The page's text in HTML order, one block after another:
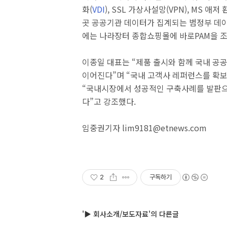
화(VDI), SSL 가상사설망(VPN), MS 애저
곳 공공기관 데이터가 집계되는 범정부 데
에는 나라장터 종합쇼핑몰에 바로PAM을
이종일 대표는 “제품 출시와 함께 국내 공
이어진다”며 “국내 고객사 레퍼런스를 확
“국내시장에서 성공적인 구축사례를 발
다”고 강조했다.
임중권기자 lim9181@etnews.com
2 구독하기
'▶ 회사소개/보도자료'의 다른글